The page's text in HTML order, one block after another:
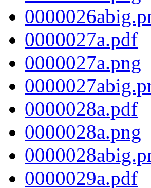
0000027a.pdf
0000027a.png
0000028a.pdf
0000028a.png
0000029a.pdf